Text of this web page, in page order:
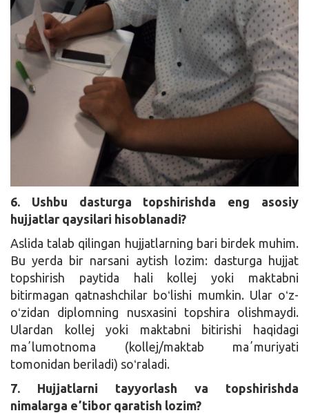
6. Ushbu dasturga topshirishda eng asosiy
hujjatlar qaysilari hisoblanadi?
Aslida talab qilingan hujjatlarning bari birdek muhim.
Bu yerda bir narsani aytish lozim: dasturga hujjat
topshirish paytida hali kollej yoki maktabni
bitirmagan qatnashchilar boʻlishi mumkin. Ular oʻz-
oʻzidan diplomning nusxasini topshira olishmaydi.
Ulardan kollej yoki maktabni bitirishi haqidagi
maʼlumotnoma (kollej/maktab maʼmuriyati
tomonidan beriladi) soʻraladi.
7. Hujjatlarni tayyorlash va topshirishda
nimalarga eʼtibor qaratish lozim?